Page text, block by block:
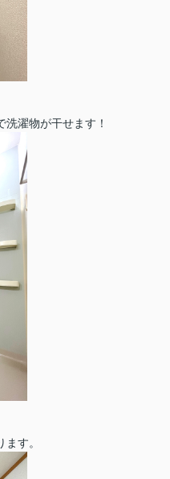
濯物が干せます！
す。